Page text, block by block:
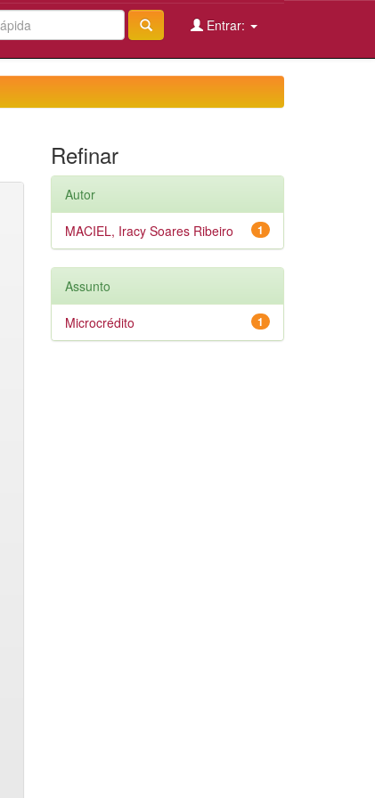
Entrar:
Refinar
Autor
1
MACIEL, Iracy Soares Ribeiro
Assunto
1
Microcrédito